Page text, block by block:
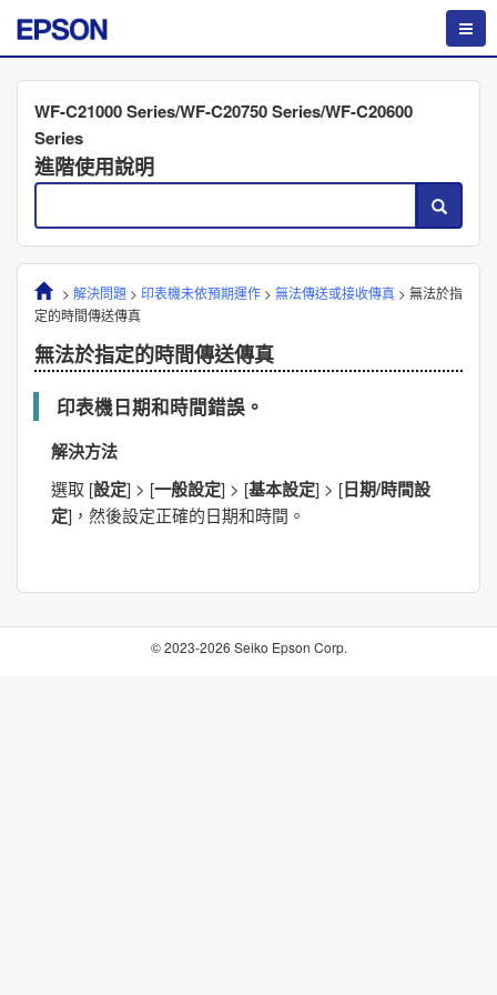
WF-C21000 Series/WF-C20750 Series/WF-C20600
Series
進階使用說明
> 解決問題> 印表機未依預期運作> 無法傳送或接收傳真> 無法於指
定的時間傳送傳真
無法於指定的時間傳送傳真
印表機日期和時間錯誤。
解決方法
選取 [設定] > [一般設定] > [基本設定] > [日期/時間設
定]，然後設定正確的日期和時間。
© 2023-2026 Seiko Epson Corp.